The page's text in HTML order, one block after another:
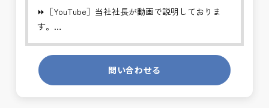
質管理、設計変
更などの支援を行います。
※基本的に、土日祝祭日は、休日となります。
＊受注が多く、増員募集しております。
⏩［YouTube］当社社長が動画で説明しておりま
す。
https://youtube.com/channel/
発注者側の立場で業務を行う、やりがいのあるお仕
事です。
長期的にお仕事が出来る方を募集しております。
問い合わせる